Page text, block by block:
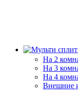
На 2
На 3
На 4
Внешние